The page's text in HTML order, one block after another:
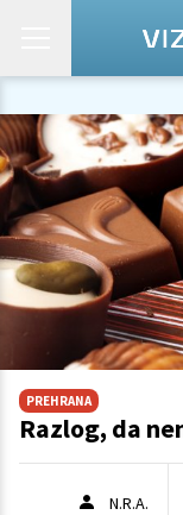
PREHRANA
Razlog, da
N.R.A.